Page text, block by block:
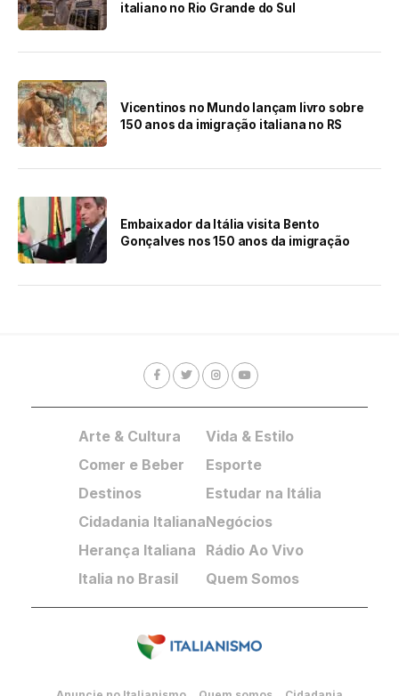
italiano no Rio Grande do Sul
Vicentinos no Mundo lançam livro sobre
150 anos da imigração italiana no RS
Embaixador da Itália visita Bento
Gonçalves nos 150 anos da imigração
Arte & Cultura
Comer e Beber
Destinos
Cidadania Italiana
Herança Italiana
Italia no Brasil
Vida & Estilo
Esporte
Estudar na Itália
Negócios
Rádio Ao Vivo
Quem Somos